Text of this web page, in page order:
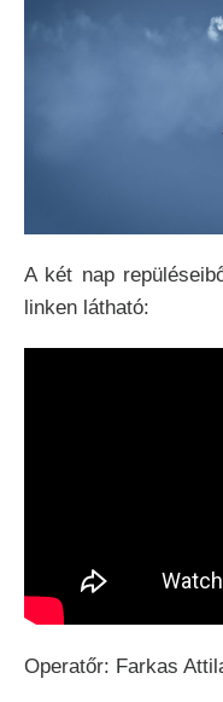
A két nap
linken látható:
Operatőr: Farkas